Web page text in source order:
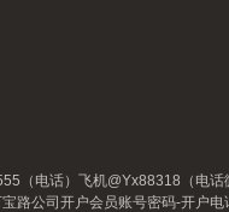
（电话）飞机@Yx88318（电
路公司开户会员账号密码-开户